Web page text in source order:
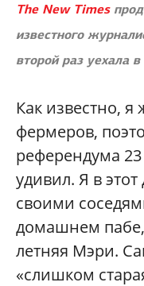
The New Times
известного
второй раз уехала
Как известно, я
фермеров,
референдума
удивил. Я в
своими
домашнем
летняя Мэри.
«слишком